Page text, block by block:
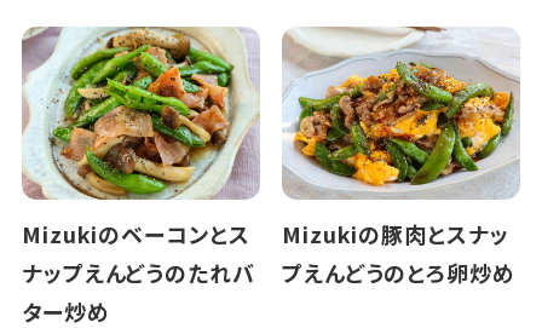
Mizukiのベーコンとス
ナップえんどうのたれバ
ター炒め
Mizukiの豚肉とスナッ
プえんどうのとろ卵炒め